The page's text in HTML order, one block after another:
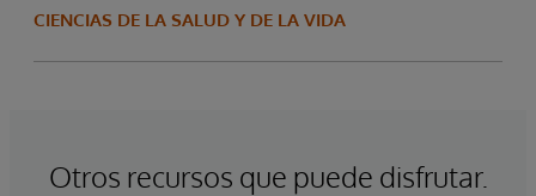
CIENCIAS DE LA SALUD Y DE LA VIDA
Otros recursos que puede disfrutar.